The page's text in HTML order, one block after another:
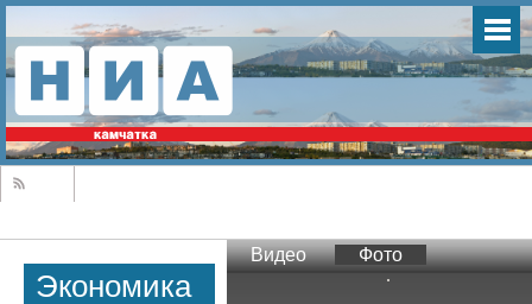
Экономика
Видео Фото